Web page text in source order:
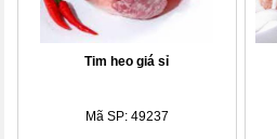
Tim heo giá sỉ
Mã SP: 49237